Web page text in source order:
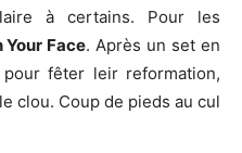
à certains. Pour les
Your Face. Après un set en
fêter leir reformation,
clou. Coup de pieds au cul